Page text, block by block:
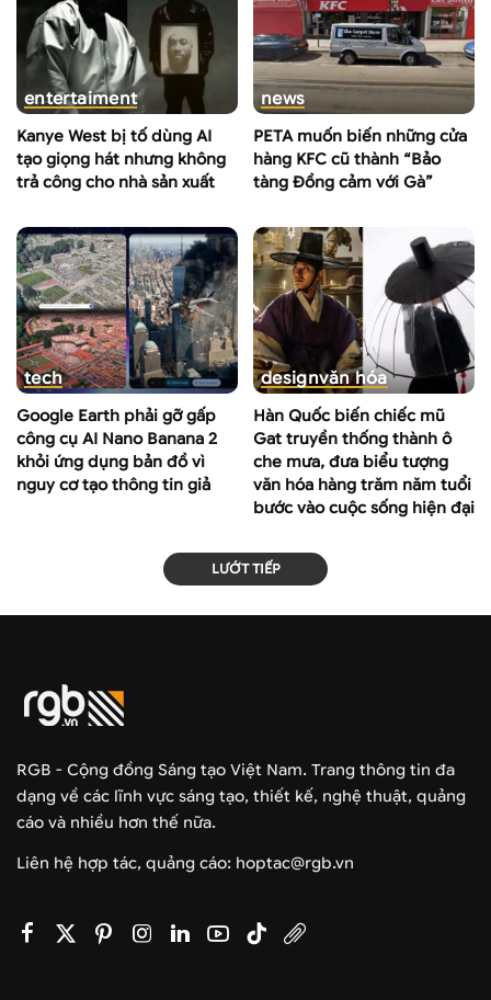
entertaiment
Kanye West bị tố dùng AI
tạo giọng hát nhưng không
trả công cho nhà sản xuất
news
PETA muốn biến những cửa
hàng KFC cũ thành “Bảo
tàng Đồng cảm với Gà”
tech
Google Earth phải gỡ gấp
công cụ AI Nano Banana 2
khỏi ứng dụng bản đồ vì
nguy cơ tạo thông tin giả
designvăn hóa
Hàn Quốc biến chiếc mũ
Gat truyền thống thành ô
che mưa, đưa biểu tượng
văn hóa hàng trăm năm tuổi
bước vào cuộc sống hiện đại
LƯỚT TIẾP
RGB - Cộng đồng Sáng tạo Việt Nam. Trang thông tin đa
dạng về các lĩnh vực sáng tạo, thiết kế, nghệ thuật, quảng
cáo và nhiều hơn thế nữa.
Liên hệ hợp tác, quảng cáo: hoptac@rgb.vn